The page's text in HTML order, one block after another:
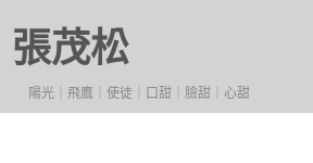
張茂松
陽光｜飛鷹｜使徒｜口甜｜臉甜｜心甜